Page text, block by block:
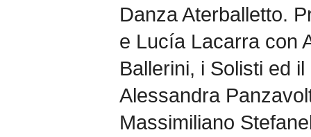
Danza Aterballetto.
e Lucía Lacarra con
Ballerini, i Solisti ed
Alessandra
Massimiliano